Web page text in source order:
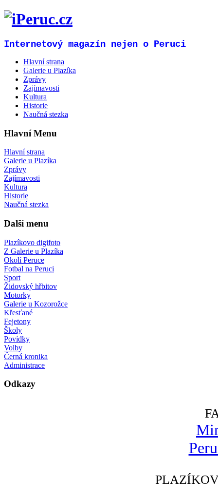
Internetový magazín nejen o Peruci
Hlavní strana
Galerie u Plazíka
Zprávy
Zajímavosti
Kultura
Historie
Naučná stezka
Hlavní Menu
Hlavní strana
Galerie u Plazíka
Zprávy
Zajímavosti
Kultura
Historie
Naučná stezka
Další menu
Plazíkovo digifoto
Z Galerie u Plazíka
Okolí Peruce
Fotbal na Peruci
Sport
Židovský hřbitov
Motorky
Galerie u Kozorožce
Křesťané
Fejetony
Školy
Povídky
Volby
Černá kronika
Administrace
Odkazy